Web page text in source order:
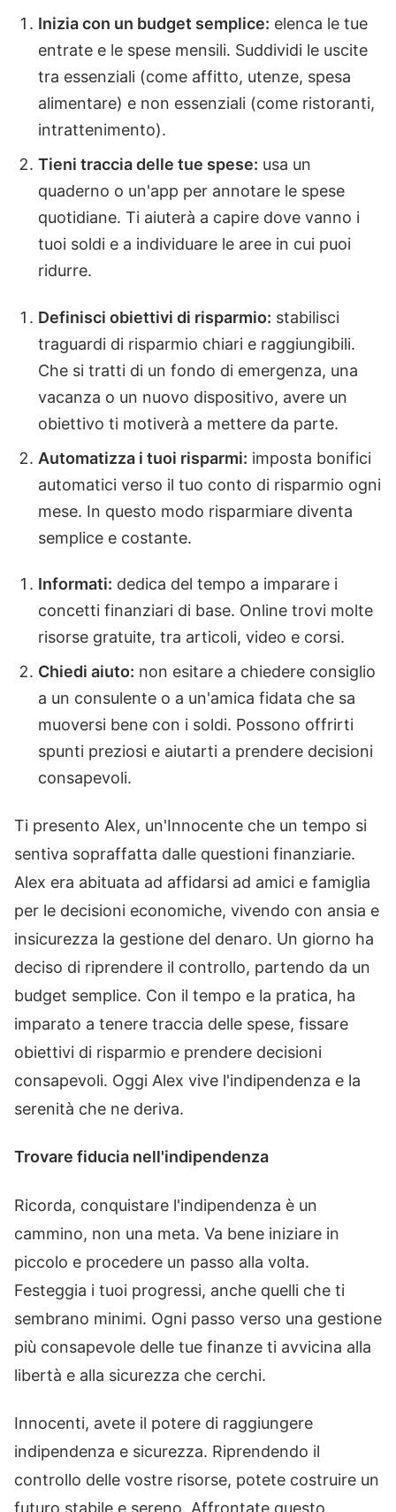
Inizia con un budget semplice: elenca le tue
entrate e le spese mensili. Suddividi le uscite
tra essenziali (come affitto, utenze, spesa
alimentare) e non essenziali (come ristoranti,
intrattenimento).
Tieni traccia delle tue spese: usa un
quaderno o un'app per annotare le spese
quotidiane. Ti aiuterà a capire dove vanno i
tuoi soldi e a individuare le aree in cui puoi
ridurre.
Definisci obiettivi di risparmio: stabilisci
traguardi di risparmio chiari e raggiungibili.
Che si tratti di un fondo di emergenza, una
vacanza o un nuovo dispositivo, avere un
obiettivo ti motiverà a mettere da parte.
Automatizza i tuoi risparmi: imposta bonifici
automatici verso il tuo conto di risparmio ogni
mese. In questo modo risparmiare diventa
semplice e costante.
Informati: dedica del tempo a imparare i
concetti finanziari di base. Online trovi molte
risorse gratuite, tra articoli, video e corsi.
Chiedi aiuto: non esitare a chiedere consiglio
a un consulente o a un'amica fidata che sa
muoversi bene con i soldi. Possono offrirti
spunti preziosi e aiutarti a prendere decisioni
consapevoli.
Ti presento Alex, un'Innocente che un tempo si
sentiva sopraffatta dalle questioni finanziarie.
Alex era abituata ad affidarsi ad amici e famiglia
per le decisioni economiche, vivendo con ansia e
insicurezza la gestione del denaro. Un giorno ha
deciso di riprendere il controllo, partendo da un
budget semplice. Con il tempo e la pratica, ha
imparato a tenere traccia delle spese, fissare
obiettivi di risparmio e prendere decisioni
consapevoli. Oggi Alex vive l'indipendenza e la
serenità che ne deriva.
Trovare fiducia nell'indipendenza
Ricorda, conquistare l'indipendenza è un
cammino, non una meta. Va bene iniziare in
piccolo e procedere un passo alla volta.
Festeggia i tuoi progressi, anche quelli che ti
sembrano minimi. Ogni passo verso una gestione
più consapevole delle tue finanze ti avvicina alla
libertà e alla sicurezza che cerchi.
Innocenti, avete il potere di raggiungere
indipendenza e sicurezza. Riprendendo il
controllo delle vostre risorse, potete costruire un
futuro stabile e sereno. Affrontate questo